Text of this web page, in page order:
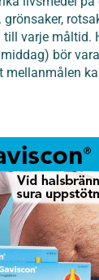
varje måltid.
bör
mellanmålen